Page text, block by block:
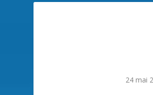
24 mai